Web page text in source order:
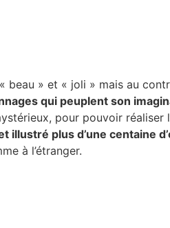
beau » et « joli » mais au
qui peuplent son
pour pouvoir
illustré plus d’une centaine
à l’étranger.